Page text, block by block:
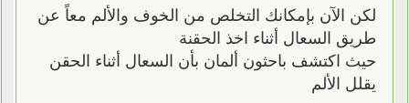
لكن الآن بإمكانك التخلص من الخوف والألم معاً عن
طريق السعال أثناء اخذ الحقنة
حيث اكتشف باحثون ألمان بأن السعال أثناء الحقن
يقلل الألم